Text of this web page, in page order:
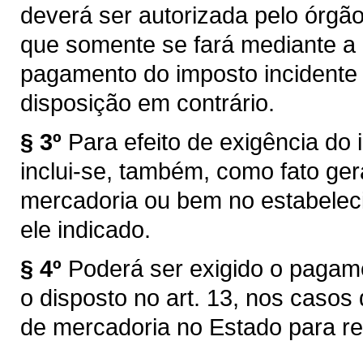
deverá ser autorizada pelo
que somente se fará mediante
pagamento do imposto
disposição em contrário.
§ 3º Para efeito de exigência
inclui-se, também, como fato
mercadoria ou bem no
ele indicado.
§ 4º Poderá ser exigido o
o disposto no art. 13, nos
de mercadoria no Estado para